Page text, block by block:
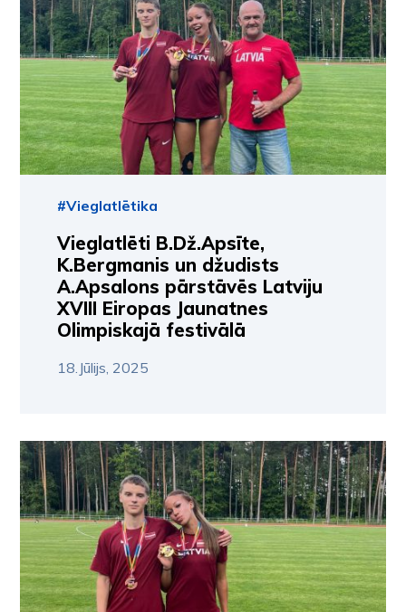
#Vieglatlētika
Vieglatlēti B.Dž.Apsīte,
K.Bergmanis un džudists
A.Apsalons pārstāvēs Latviju
XVIII Eiropas Jaunatnes
Olimpiskajā festivālā
18.Jūlijs, 2025